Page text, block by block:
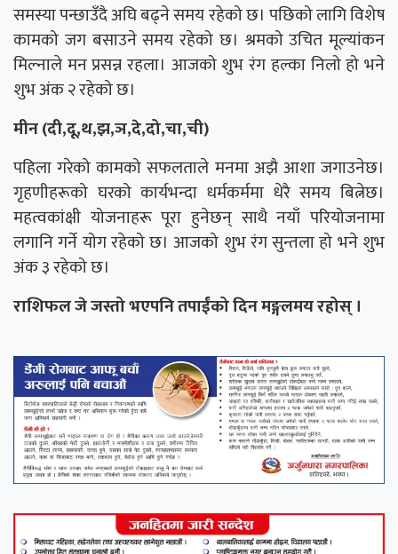
समस्या पन्छाउँदै अघि बढ्ने समय रहेको छ। पछिको लागि विशेष
कामको जग बसाउने समय रहेको छ। श्रमको उचित मूल्यांकन
मिल्नाले मन प्रसन्न रहला। आजको शुभ रंग हल्का निलो हो भने
शुभ अंक २ रहेको छ।
मीन (दी,दू,थ,झ,ञ,दे,दो,चा,ची)
पहिला गरेको कामको सफलताले मनमा अझै आशा जगाउनेछ।
गृहणीहरूको घरको कार्यभन्दा धर्मकर्ममा धेरै समय बित्नेछ।
महत्वकांक्षी योजनाहरू पूरा हुनेछन् साथै नयाँ परियोजनामा
लगानि गर्ने योग रहेको छ। आजको शुभ रंग सुन्तला हो भने शुभ
अंक ३ रहेको छ।
राशिफल जे जस्तो भएपनि तपाईंको दिन मङ्गलमय रहोस् ।